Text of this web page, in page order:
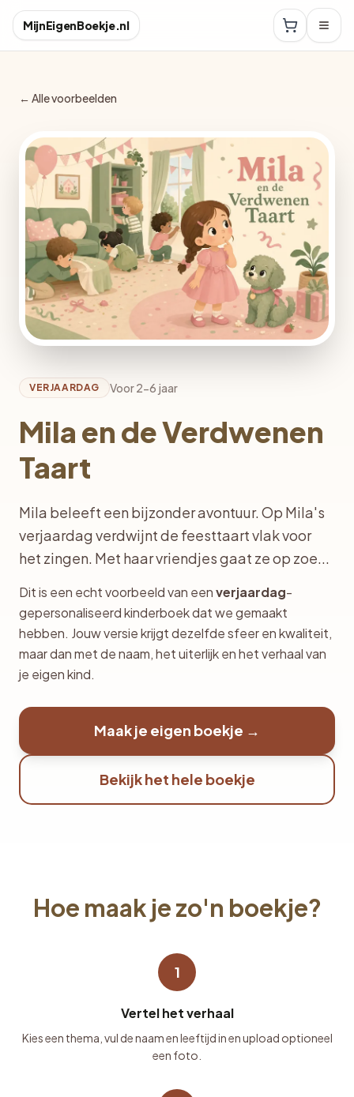
MijnEigenBoekje.nl
← Alle voorbeelden
VERJAARDAG Voor 2-6 jaar
Mila en de Verdwenen
Taart
Mila beleeft een bijzonder avontuur. Op Mila's
verjaardag verdwijnt de feesttaart vlak voor
het zingen. Met haar vriendjes gaat ze op zoe...
Dit is een echt voorbeeld van eenverjaardag-
gepersonaliseerd kinderboek dat we gemaakt
hebben. Jouw versie krijgt dezelfde sfeer en kwaliteit,
maar dan met de naam, het uiterlijk en het verhaal van
je eigen kind.
Maak je eigen boekje →
Bekijk het hele boekje
Hoe maak je zo'n boekje?
1
Vertel het verhaal
Kies een thema, vul de naam en leeftijd in en upload optioneel
een foto.